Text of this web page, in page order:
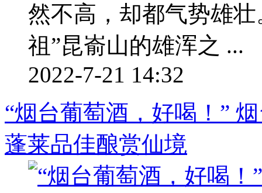
然不高，却都气势雄
祖”昆嵛山的雄浑之 ...
2022-7-21 14:32
“烟台葡萄酒，好喝！”
蓬莱品佳酿赏仙境